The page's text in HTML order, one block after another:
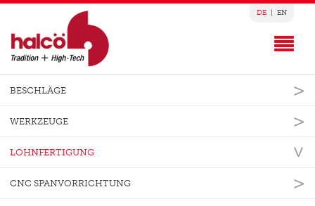
DE EN
BESCHLÄGE
WERKZEUGE
LOHNFERTIGUNG
CNC SPANVORRICHTUNG